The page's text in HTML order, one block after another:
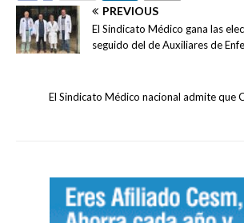
PREVIOUS
El Sindicato Médico gana las
seguido del de Auxiliares de
El Sindicato Médico nacional admite que